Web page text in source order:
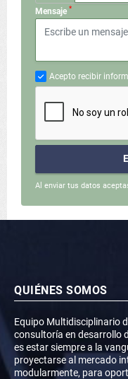
Mensaje *
Acepto recibir
Al enviar tus datos
QUIÉNES SOMOS
Equipo Multidisciplinario
consultoría en desarrollo
es estar siempre a la
proyectarse al mercado
modularmente, para